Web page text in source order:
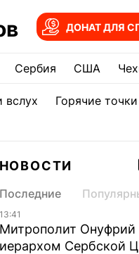
ДОНАТ ДЛЯ
Сербия США
вслух Горячие точки
НОВОСТИ
Последние
13:41
Митрополит Онуфрий
иерархом Сербской